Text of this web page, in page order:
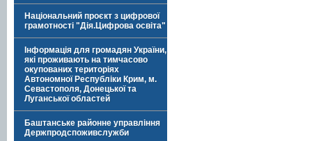
Національний проєкт з цифрової
грамотності "Дія.Цифрова освіта"
Інформація для громадян України,
які проживають на тимчасово
окупованих територіях
Автономної Республіки Крим, м.
Севастополя, Донецької та
Луганської областей
Баштанське районне управління
Держпродспоживслужби